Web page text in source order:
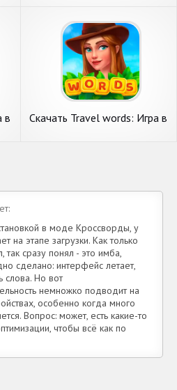
на Андроид
в
Скачать Travel words: Игра в
в моде Кроссворды, у
на этапе загрузки. Как только
так сразу понял - это имба,
сделано: интерфейс летает,
слова. Но вот
немножко подводит на
особенно когда много
Вопрос: может, есть какие-то
чтобы всё как по